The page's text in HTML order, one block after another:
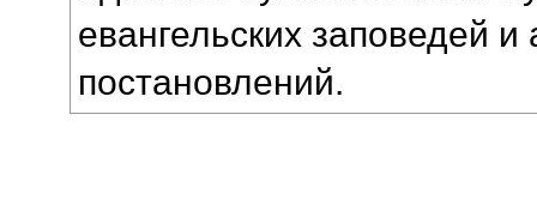
евангельских заповедей и
постановлений.